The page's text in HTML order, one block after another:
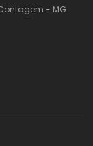
- MG